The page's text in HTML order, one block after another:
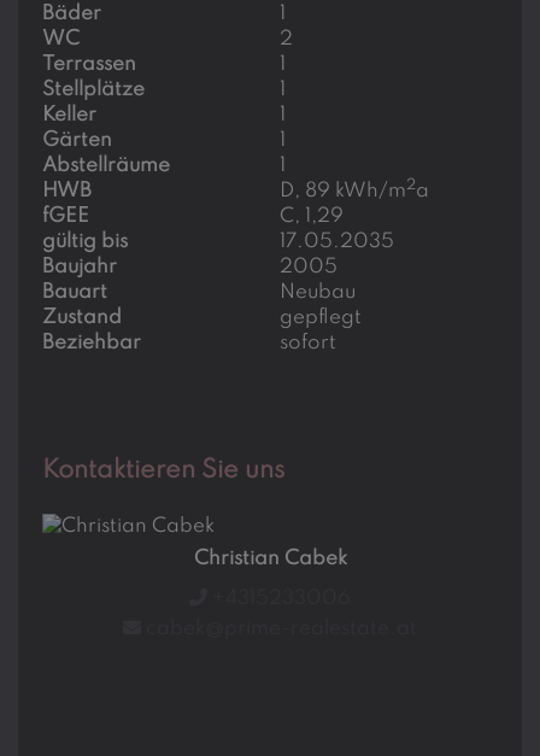
Bäder
WC
2
Terrassen
Stellplätze
Keller
Gärten
Abstellräume
HWB
D, 89 kWh/m2a
fGEE
C, 1,29
gültig bis
17.05.2035
Baujahr
2005
Bauart
Neubau
Zustand
gepflegt
Beziehbar
sofort
Kontaktieren Sie uns
Christian Cabek